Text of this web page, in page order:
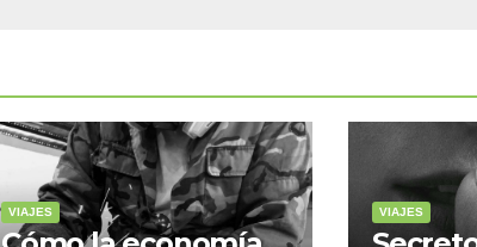
VIAJES VIAJES